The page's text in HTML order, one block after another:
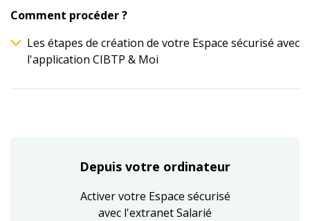
Comment procéder ?
Les étapes de création de votre Espace sécurisé avec
l'application CIBTP & Moi
Depuis votre ordinateur
Activer votre Espace sécurisé
avec l'extranet Salarié